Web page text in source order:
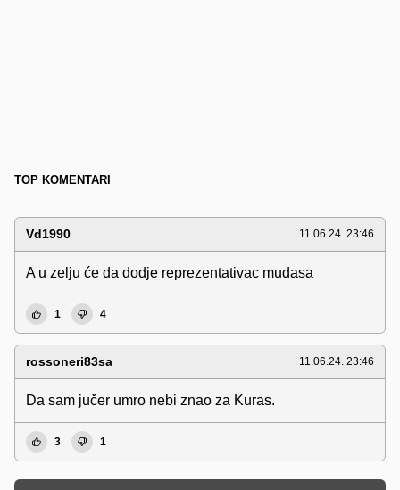
TOP KOMENTARI
Vd1990 11.06.24. 23:46
A u zelju će da dodje reprezentativac mudasa
1 4
rossoneri83sa 11.06.24. 23:46
Da sam jučer umro nebi znao za Kuras.
3 1